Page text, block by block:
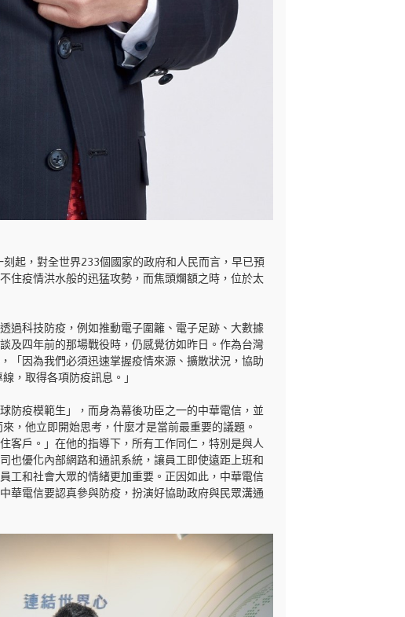
起，對全世界233個國家的政府和人民而言，早已預
住疫情洪水般的迅猛攻勢，而焦頭爛額之時，位於太
過科技防疫，例如推動電子圍籬、電子足跡、大數據
及四年前的那場戰役時，仍感覺彷如昨日。作為台灣
「因為我們必須迅速掌握疫情來源、擴散狀況，協助
，取得各項防疫訊息。」
防疫模範生」，而身為幕後功臣之一的中華電信，並
，他立即開始思考，什麼才是當前最重要的議題。
客戶。」在他的指導下，所有工作同仁，特別是與人
也優化內部網路和通訊系統，讓員工即使遠距上班和
工和社會大眾的情緒更加重要。正因如此，中華電信
華電信要認真參與防疫，扮演好協助政府與民眾溝通